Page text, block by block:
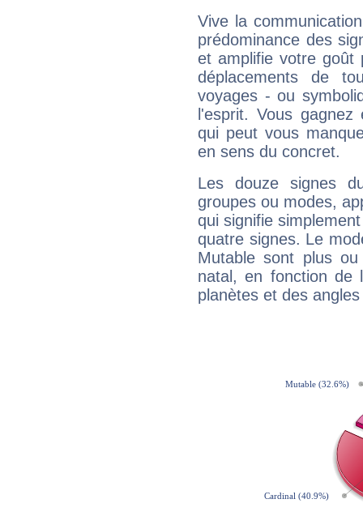
Vive la
prédominance des
et amplifie votre goût
déplacements de
voyages - ou
l'esprit. Vous
qui peut vous
en sens du concret.
Les douze signes
groupes ou modes,
qui signifie
quatre signes. Le
Mutable sont plus
natal, en fonction de
planètes et des